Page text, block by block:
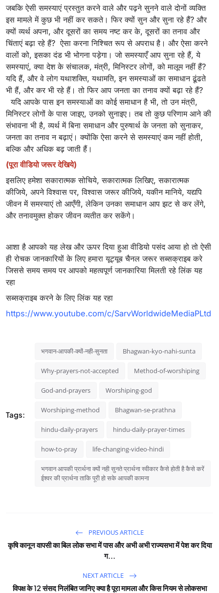
जबकि ऐसी समस्याएं प्रस्तुत करने वाले और पढ़ने सुनने वाले दोनों व्यक्ति
इस मामले में कुछ भी नहीं कर सकते। फिर क्यों सुन और सुना रहे हैं? और
क्यों व्यर्थ अपना, और दूसरों का समय नष्ट कर के, दूसरों का तनाव और
चिंताएं बढ़ा रहे हैं? ऐसा करना निश्चित रूप से अपराध है। और ऐसा करने
वालों को, इसका दंड भी भोगना पड़ेगा। जो समस्याएँ आप सुना रहे हैं, ये
समस्याएं, क्या देश के संचालक, मंत्री, मिनिस्टर लोगों, को मालूम नहीं हैं?
यदि हैं, और वे लोग यथाशक्ति, यथामति, इन समस्याओं का समाधान ढूंढते
भी हैं, और कर भी रहे हैं। तो फिर आप जनता का तनाव क्यों बढ़ा रहे हैं?
यदि आपके पास इन समस्याओं का कोई समाधान है भी, तो उन मंत्री,
मिनिस्टर लोगों के पास जाइए, उनको सुनाइए। तब तो कुछ परिणाम आने की
संभावना भी है, व्यर्थ में बिना समाधान और पुरुषार्थ के जनता को सुनाकर,
जनता का तनाव न बढ़ाएं। क्योंकि ऐसा करने से समस्याएं कम नहीं होती,
बल्कि और अधिक बढ़ जाती हैं।
(पूरा वीडियो जरूर देखिये)
इसलिए हमेशा सकारात्मक सोचिये, सकारात्मक लिखिए, सकारात्मक
कीजिये, अपने विश्वास पर, विश्वास जरूर कीजिये, यकीन मानिये, यद्यपि
जीवन में समस्याएं तो आएँगी, लेकिन उनका समाधान आप झट से कर लेंगे,
और तनावमुक्त होकर जीवन व्यतीत कर सकेंगे।
आशा है आपको यह लेख और ऊपर दिया हुआ वीडियो पसंद आया हो तो ऐसी
ही रोचक जानकारियों के लिए हमारा यूट्यूब चैनल जरूर सब्सक्राइब करे
जिससे समय समय पर आपको महत्वपूर्ण जानकारिया मिलती रहे लिंक यह
रहा
सब्सक्राइब करने के लिए लिंक यह रहा
https://www.youtube.com/c/SarvWorldwideMediaPLtd
Tags:
भगवान-आपकी-क्यों-नही-सुनता Bhagwan-kyo-nahi-sunta
Why-prayers-not-accepted Method-of-worshiping
God-and-prayers Worshiping-god
Worshiping-method Bhagwan-se-prathna
hindu-daily-prayers hindu-daily-prayer-times
how-to-pray life-changing-video-hindi
भगवान आपकी प्रार्थना क्यों नही सुनते प्रार्थना स्वीकार कैसे होती है कैसे करें
ईश्वर की प्रार्थना ताकि पूरी हो सके आपकी कामना
PREVIOUS ARTICLE
कृषि कानून वापसी का बिल लोक सभा में पास और अभी अभी राज्यसभा में पेश कर दिया
ग...
NEXT ARTICLE
विपक्ष के 12 संसद निलंबित जानिए क्या है पूरा मामला और किस नियम से लोकसभा